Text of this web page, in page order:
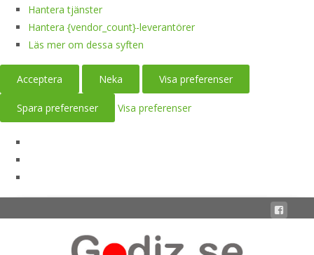
Hantera tjänster
Hantera {vendor_count}-leverantörer
Läs mer om dessa syften
Acceptera Neka Visa preferenser
Spara preferenser Visa preferenser